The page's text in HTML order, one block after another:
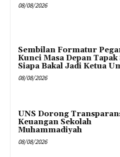
08/08/2026
Sembilan Formatur
Kunci Masa Depan Tapak
Siapa Bakal Jadi Ketua
08/08/2026
UNS Dorong
Keuangan Sekolah
Muhammadiyah
08/08/2026